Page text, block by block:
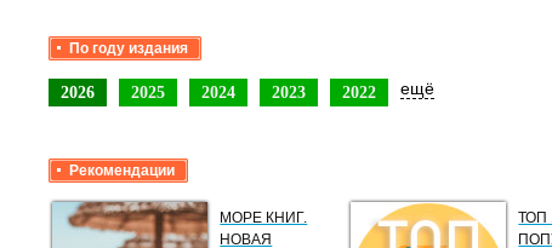
По году издания
2026 2025 2024 2023 2022 ещё
Рекомендации
МОРЕ КНИГ.
НОВАЯ
ТОП